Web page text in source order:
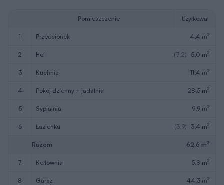
Pomieszczenie Użytkowa
1 przedsionek 4,4 m2
2 hol (7,2) 5,0 m2
3 kuchnia 11,4 m2
4 pokój dzienny + jadalnia 28,5 m2
5 sypialnia 9,9 m2
6 łazienka (3,9) 3,4 m2
Razem 62,6 m2
7 kotłownia 5,8 m2
8 garaż 44,3 m2